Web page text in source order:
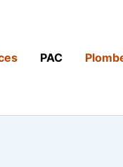
PAC